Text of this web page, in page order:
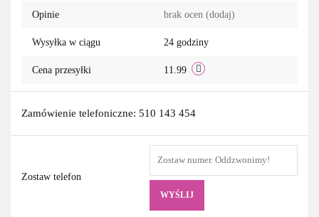
Opinie brak ocen (dodaj)
Wysyłka w ciągu 24 godziny
Cena przesyłki 11.99
Zamówienie telefoniczne: 510 143 454
Zostaw telefon
WYŚLIJ